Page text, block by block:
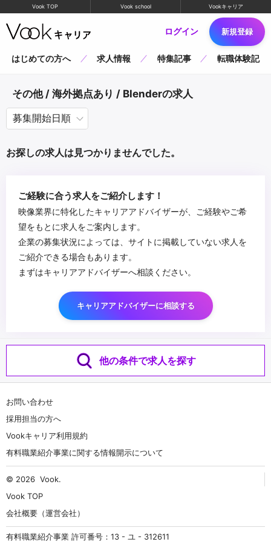
Vook TOP Vook school Vookキャリア
ログイン 新規登録
はじめての方へ 求人情報 特集記事 転職体験記
その他 / 海外拠点あり / Blenderの求人
お探しの求人は見つかりませんでした。
ご経験に合う求人をご紹介します！
映像業界に特化したキャリアアドバイザーが、ご経験やご希
望をもとに求人をご案内します。
企業の募集状況によっては、サイトに掲載していない求人を
ご紹介できる場合もあります。
まずはキャリアアドバイザーへ相談ください。
キャリアアドバイザーに相談する
他の条件で求人を探す
お問い合わせ
採用担当の方へ
Vookキャリア利用規約
有料職業紹介事業に関する情報開示について
© 2026 Vook.
Vook TOP
会社概要（運営会社）
有料職業紹介事業 許可番号：13 - ユ - 312611